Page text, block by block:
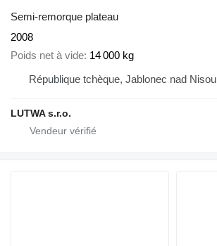
Semi-remorque plateau
2008
Poids net à vide 14 000 kg
République tchèque, Jablonec nad Nisou
LUTWA s.r.o.